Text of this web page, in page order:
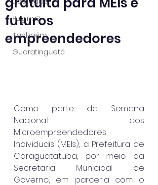
Página2
Itanhaém
Guaratinguetá
futuros
empreendedores
Como parte da Semana
Nacional dos
Microempreendedores
Individuais (MEIs), a Prefeitura de
Caraguatatuba, por meio da
Secretaria Municipal de